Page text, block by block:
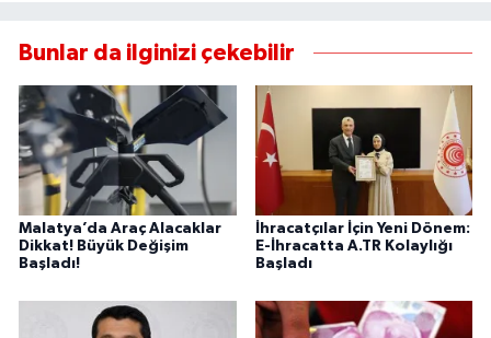
Bunlar da ilginizi çekebilir
Malatya’da Araç Alacaklar
Dikkat! Büyük Değişim
Başladı!
İhracatçılar İçin Yeni Dönem:
E-İhracatta A.TR Kolaylığı
Başladı